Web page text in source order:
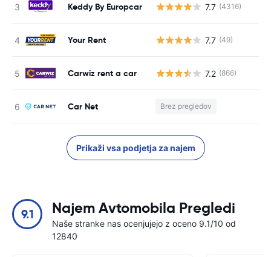
Keddy By Europcar 7.7 (4316)
Your Rent 7.7 (49)
Carwiz rent a car 7.2 (866)
Car Net Brez pregledov
Prikaži vsa podjetja za najem
9.1 Najem Avtomobila Pregledi
Naše stranke nas ocenjujejo z oceno 9.1/10 od
12840